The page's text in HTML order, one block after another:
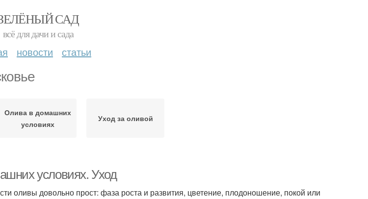
САД
всё для дачи и сада
новости статьи
Олива в домашних
условиях
Уход за оливой
условиях. Уход
оливы довольно прост: фаза роста и развития, цветение, плодоношение, покой или